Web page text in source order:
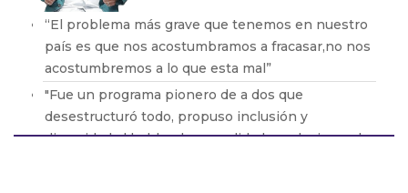
“El problema más grave que tenemos en nuestro
país es que nos acostumbramos a fracasar,no nos
acostumbremos a lo que esta mal”
"Fue un programa pionero de a dos que
desestructuró todo, propuso inclusión y
diversidad al hablar de sexualidad revoluciono el